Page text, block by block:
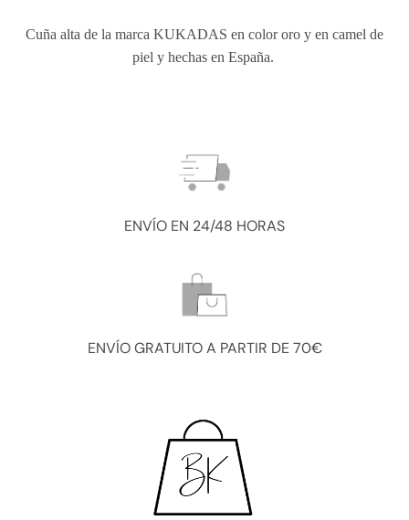
Cuña alta de la marca KUKADAS en color oro y en camel de
piel y hechas en España.
ENVÍO EN 24/48 HORAS
ENVÍO GRATUITO A PARTIR DE 70€